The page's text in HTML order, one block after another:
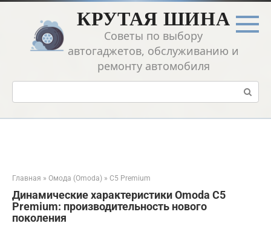
Перейти
контенту
КРУТАЯ ШИНА
Советы по выбору
автогаджетов, обслуживанию и
ремонту автомобиля
Поиск:
Главная » Омода (Omoda) » C5 Premium
Динамические характеристики Omoda C5
Premium: производительность нового
поколения